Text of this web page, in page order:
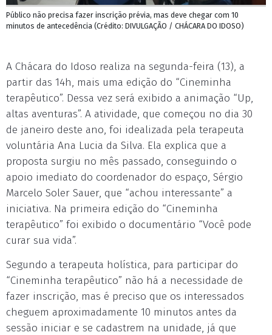
Público não precisa fazer inscrição prévia, mas deve chegar com 10
minutos de antecedência (Crédito: DIVULGAÇÃO / CHÁCARA DO IDOSO)
A Chácara do Idoso realiza na segunda-feira (13), a
partir das 14h, mais uma edição do “Cineminha
terapêutico”. Dessa vez será exibido a animação “Up,
altas aventuras”. A atividade, que começou no dia 30
de janeiro deste ano, foi idealizada pela terapeuta
voluntária Ana Lucia da Silva. Ela explica que a
proposta surgiu no mês passado, conseguindo o
apoio imediato do coordenador do espaço, Sérgio
Marcelo Soler Sauer, que “achou interessante” a
iniciativa. Na primeira edição do “Cineminha
terapêutico” foi exibido o documentário “Você pode
curar sua vida”.
Segundo a terapeuta holística, para participar do
“Cineminha terapêutico” não há a necessidade de
fazer inscrição, mas é preciso que os interessados
cheguem aproximadamente 10 minutos antes da
sessão iniciar e se cadastrem na unidade, já que